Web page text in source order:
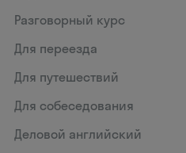
Разговорный курс
Для переезда
Для путешествий
Для собеседования
Деловой английский